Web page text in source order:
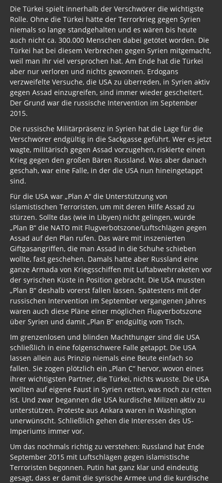
Die Türkei spielt innerhalb der Verschwörer die wichtigste
Rolle. Ohne die Türkei hätte der Terrorkrieg gegen Syrien
niemals so lange standgehalten und es wären bis heute
auch nicht ca. 300.000 Menschen dabei getötet worden. Die
Türkei hat bei diesem Verbrechen gegen Syrien mitgemacht,
weil man ihr viel versprochen hat. Am Ende hat die Türkei
aber nur verloren und nichts gewonnen. Erdogans
verzweifelte Versuche, die USA zu überreden, in Syrien aktiv
gegen Assad einzugreifen, sind immer wieder gescheitert.
Der Grund war die russische Intervention im September
2015.
Die russische Militärpräsenz in Syrien hat die Lage für die
Verschwörer endgültig in die Sackgasse geführt. Wer es jetzt
wagte, militärisch gegen Assad vorzugehen, riskierte einen
Krieg gegen den großen Bären Russland. Was aber danach
geschah, war eine Falle, in der die USA nun hineingetappt
sind.
Für die USA war „Plan A“ die Unterstützung von
islamistischen Terroristen, um mit deren Hilfe Assad zu
stürzen. Sollte das (wie in Libyen) nicht gelingen, würde
„Plan B“ die NATO mit Flugverbotszone/Luftschlägen gegen
Assad auf den Plan rufen. Das wäre mit inszenierten
Giftgasangriffen, die man Assad in die Schuhe schieben
wollte, fast geschehen. Damals hatte aber Russland eine
ganze Armada von Kriegsschiffen mit Luftabwehrraketen vor
der syrischen Küste in Position gebracht. Die USA mussten
„Plan B“ deshalb vorerst fallen lassen. Spätestens mit der
russischen Intervention im September vergangenen Jahres
waren auch diese Pläne einer möglichen Flugverbotszone
über Syrien und damit „Plan B“ endgültig vom Tisch.
Im grenzenlosen und blinden Machthunger sind die USA
schließlich in eine folgenschwere Falle getappt. Die USA
lassen allein aus Prinzip niemals eine Beute einfach so
fallen. Sie zogen plötzlich ein „Plan C“ hervor, wovon eines
ihrer wichtigsten Partner, die Türkei, nichts wusste. Die USA
wollten auf eigene Faust in Syrien retten, was noch zu retten
ist. Und zwar begannen die USA kurdische Milizen aktiv zu
unterstützen. Proteste aus Ankara waren in Washington
unerwünscht. Schließlich gehen die Interessen des US-
Imperiums immer vor.
Um das nochmals richtig zu verstehen: Russland hat Ende
September 2015 mit Luftschlägen gegen islamistische
Terroristen begonnen. Putin hat ganz klar und eindeutig
gesagt, dass er damit die syrische Armee und die kurdische